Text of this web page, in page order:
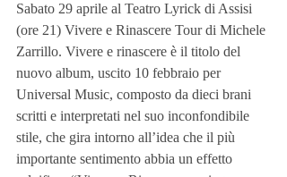
Sabato 29 aprile al Teatro Lyrick di Assisi
(ore 21) Vivere e Rinascere Tour di Michele
Zarrillo. Vivere e rinascere è il titolo del
nuovo album, uscito 10 febbraio per
Universal Music, composto da dieci brani
scritti e interpretati nel suo inconfondibile
stile, che gira intorno all’idea che il più
importante sentimento abbia un effetto